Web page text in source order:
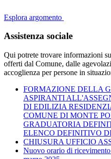
Esplora argomento
Assistenza sociale
Qui potrete trovare informazioni
offerti dal Comune, dalle
accoglienza per persone in
FORMAZIONE DELLA
ASPIRANTI
DI EDILIZIA
COMUNE DI MONTE
GRADUATORIA
ELENCO DEFINITIVO
CHIUSURA UFFICIO
Nuovo orario di